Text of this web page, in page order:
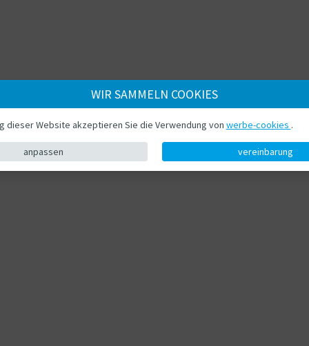
WIR SAMMELN COOKIES
dieser Website akzeptieren Sie die Verwendung von werbe-cookies .
anpassen vereinbarung